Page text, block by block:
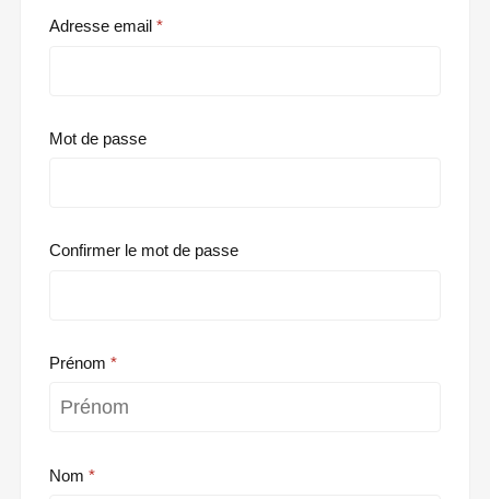
Adresse email
Mot de passe
Confirmer le mot de passe
Prénom
Nom